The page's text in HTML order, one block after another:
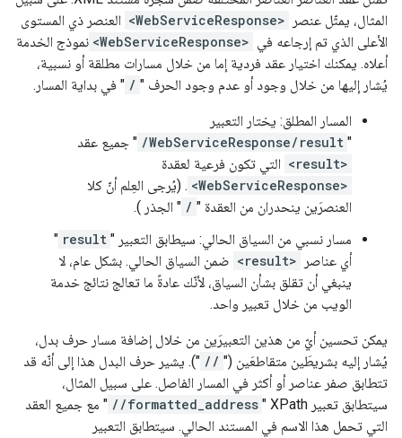
المثال، يمثّل عنصر
<WebServiceResponse> العنصر ذي المستوى
الأعلى الذي تم إرجاعه في <WebServiceResponse> نموذج الخدمة
أعلاه. يمكنك اختيار عقد فردية إما من خلال مسارات مطلقة أو نسبية،
يُشار إليها من خلال وجود أو عدم وجود الحرف " / " في بداية المسار.
المسار المطلق: يختار التعبير
"
/WebServiceResponse/result " جميع عقد
<result> التي تكون فرعية لعقدة
<WebServiceResponse> . (يُرجى العِلم أنّ كلا
العنصرَين ينحدران من العقدة " / " الجذر ).
مسار نسبي من السياق الحالي: سيطابق التعبير " result
"
أي عناصر
<result> ضمن السياق الحالي. بشكل عام، لا
ينبغي أن تقلق بشأن السياق، لأنّك عادةً ما تعالج نتائج خدمة
الويب من خلال تعبير واحد.
يمكن تحسين أيّ من هذين التعبيرَين من خلال إضافة مسار حرف بدل،
يُشار إليه بشريطَين متقاطعَين (" // "). يشير حرف البدل هذا إلى أنّه قد
تتطابق صفر عناصر أو أكثر في المسار الفاصل. على سبيل المثال،
سيتطابق تعبير XPath "
//formatted_address " مع جميع العقد
التي تحمل هذا الاسم في المستند الحالي. سيتطابق التعبير